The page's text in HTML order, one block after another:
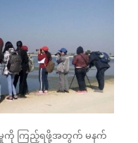
ကို ကြည့်ရဖို့အတွက် မနက်